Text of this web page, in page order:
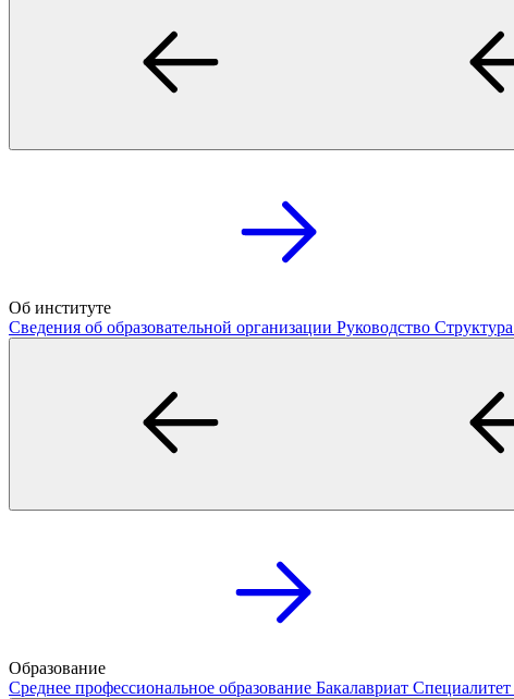
Об институте
Сведения об образовательной организации Руководство Структура
Образование
Среднее профессиональное образование Бакалавриат Специалитет